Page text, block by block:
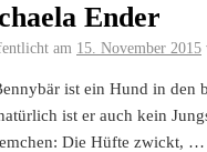
Ender
am 15. November 2015
ist ein Hund in den
ist er auch kein
Die Hüfte zwickt, …